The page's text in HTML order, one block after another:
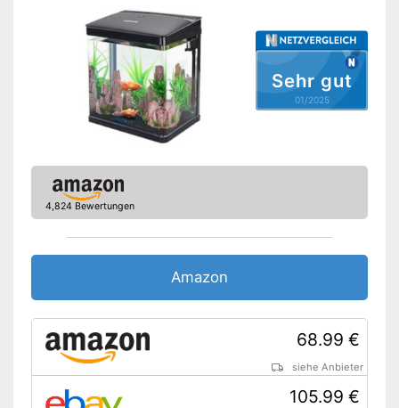
Wasseraufbereiter
Wasserpflanzendünger
Fischfutter
Vorteile
Verfügt über eine Abdeckung
Wassertemperatur
Aufbewahrungsmöglichkeit im
Mit Beleuchtung
Amazon Lieferzeit
Sehr gut
01/2025
4,824 Bewertungen
Amazon
68.99 €
siehe Anbieter
105.99 €